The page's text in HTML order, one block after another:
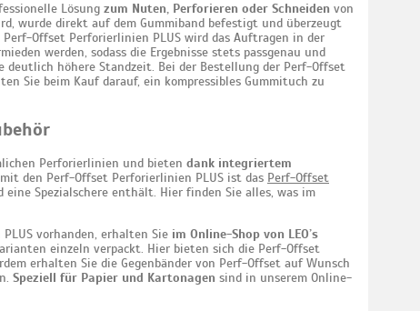
Lösung zum Nuten, Perforieren oder Schneiden von
wurde direkt auf dem Gummiband befestigt und überzeugt
Perf-Offset Perforierlinien PLUS wird das Auftragen in der
werden, sodass die Ergebnisse stets passgenau und
deutlich höhere Standzeit. Bei der Bestellung der Perf-Offset
Sie beim Kauf darauf, ein kompressibles Gummituch zu
Perforierlinien und bieten dank integriertem
den Perf-Offset Perforierlinien PLUS ist das Perf-Offset
eine Spezialschere enthält. Hier finden Sie alles, was im
vorhanden, erhalten Sie im Online-Shop von LEO’s
einzeln verpackt. Hier bieten sich die Perf-Offset
erhalten Sie die Gegenbänder von Perf-Offset auf Wunsch
Speziell für Papier und Kartonagen sind in unserem Online-